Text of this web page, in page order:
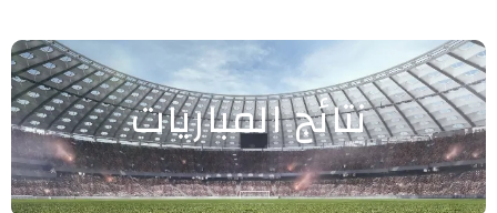
نتائج المباريات